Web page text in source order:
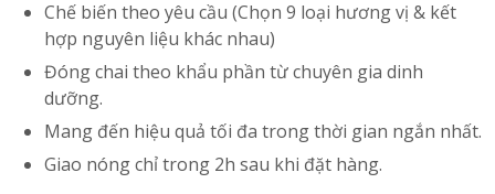
Chế biến theo yêu cầu (Chọn 9 loại hương vị & kết
hợp nguyên liệu khác nhau)
Đóng chai theo khẩu phần từ chuyên gia dinh
dưỡng.
Mang đến hiệu quả tối đa trong thời gian ngắn nhất.
Giao nóng chỉ trong 2h sau khi đặt hàng.